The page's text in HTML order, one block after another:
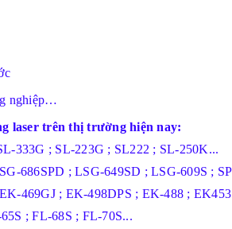
nghiệp…
laser trên thị trường hiện nay:
333G ; SL-223G ; SL222 ; SL-250K...
686SPD ; LSG-649SD ; LSG-609S ;
469GJ ; EK-498DPS ; EK-488 ;
; FL-68S ; FL-70S...